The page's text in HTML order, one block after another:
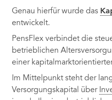
Genau hierfür wurde das
entwickelt.
PensFlex verbindet die
betrieblichen
einer
Im Mittelpunkt steht der
Versorgungskapital über